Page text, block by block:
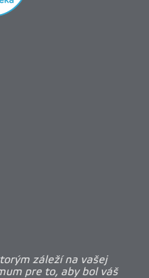
záleží na vašej
pre to, aby bol váš